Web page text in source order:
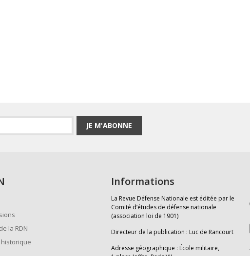
JE M'ABONNE
la RDN
historique
Informations
La Revue Défense Nationale est éditée par le
Comité d’études de défense nationale
(association loi de 1901)
Directeur de la publication : Luc de Rancourt
Adresse géographique : École militaire,